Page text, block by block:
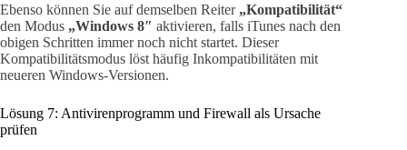
Ebenso können Sie auf demselben Reiter „Kompatibilität“
den Modus „Windows 8″ aktivieren, falls iTunes nach den
obigen Schritten immer noch nicht startet. Dieser
Kompatibilitätsmodus löst häufig Inkompatibilitäten mit
neueren Windows-Versionen.
Lösung 7: Antivirenprogramm und Firewall als Ursache
prüfen